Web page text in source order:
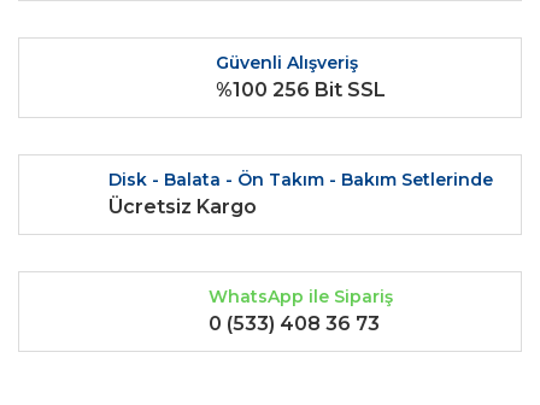
Güvenli Alışveriş
%100 256 Bit SSL
Disk - Balata - Ön Takım - Bakım Setlerinde
Ücretsiz Kargo
WhatsApp ile Sipariş
0 (533) 408 36 73